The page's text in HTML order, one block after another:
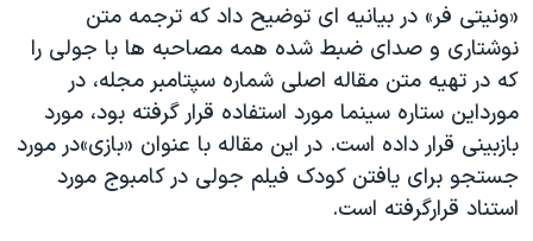
قانون شفافیت دارائی کادر رهبری ایران
اعتراضات مردمی آبان ۹۸
اسرائیل در جنگ
نرگس محمدی برنده جایزه نوبل صلح
همایش محافظه‌کاران آمریکا «سی‌پک»
«ونیتی فر» در بیانیه ای توضیح داد که ترجمه متن
نوشتاری و صدای ضبط شده همه مصاحبه ها با جولی را
که در تهیه متن مقاله اصلی شماره سپتامبر مجله، در
مورداین ستاره سینما مورد استفاده قرار گرفته بود، مورد
بازبینی قرار داده است. در این مقاله با عنوان «بازی»در مورد
جستجو برای یافتن کودک فیلم جولی در کامبوج مورد
استناد قرارگرفته است.